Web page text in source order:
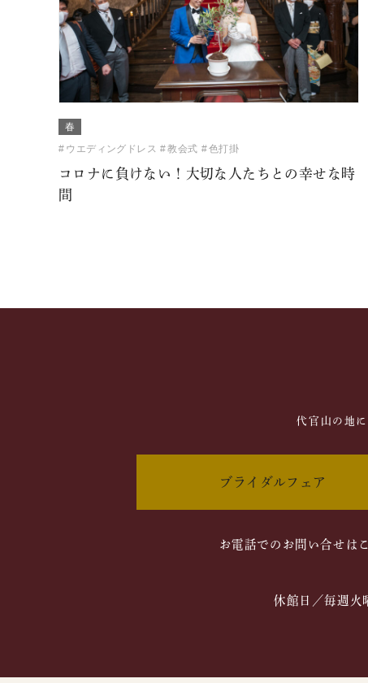
春
ウエディングドレス
教会式 色打掛
コロナに負けない！大切な人たちとの幸せな時
間
代官山の地
ブライダルフェア
お電話でのお問い合せは
休館日／毎週